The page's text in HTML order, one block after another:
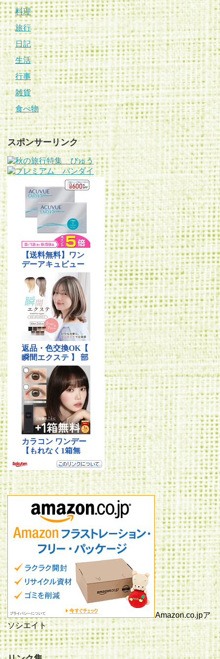
料理
旅行
日記
生活
行事
雑貨
食べ物
スポンサーリンク
Amazon.co.jpア
ソシエイト